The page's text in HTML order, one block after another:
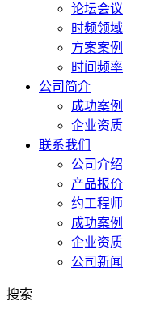
论坛会议
时频领域
方案案例
时间频率
公司简介
成功案例
企业资质
联系我们
公司介绍
产品报价
约工程师
成功案例
企业资质
公司新闻
搜索